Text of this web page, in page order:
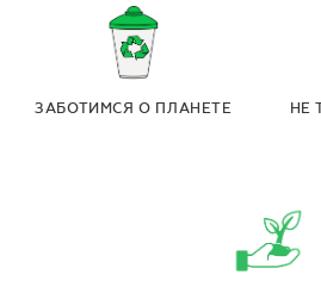
ЗАБОТИМСЯ О ПЛАНЕТЕ
НЕ